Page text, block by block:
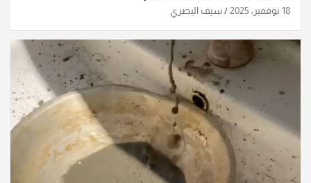
18 نوفمبر، 2025 سيف البصري